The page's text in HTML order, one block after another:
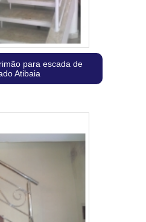
para escada de
Atibaia